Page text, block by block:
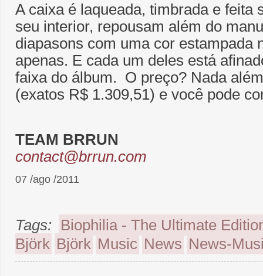
A caixa é laqueada, timbrada e feita
seu interior, repousam além do
diapasons com uma cor estampada
apenas. E cada um deles está
faixa do álbum. O preço? Nada
(exatos R$ 1.309,51) e você pode
TEAM BRRUN
contact@brrun.com
07 /ago /2011
Tags: Biophilia - The Ultimate
Björk Björk Music News News-